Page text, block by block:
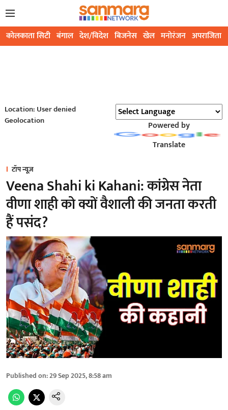
कोलकाता सिटी बंगाल देश/विदेश बिजनेस खेल मनोरंजन अपराजिता
Location: User denied
Geolocation
Powered by
Translate
टॉप न्यूज़
Veena Shahi ki Kahani: कांग्रेस नेता
वीणा शाही को क्यों वैशाली की जनता करती
हैं पसंद?
Published on:29 Sep 2025, 8:58 am